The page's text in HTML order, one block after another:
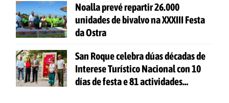
Noalla prevé repartir 26.000
unidades de bivalvo na XXXIII Festa
da Ostra
San Roque celebra dúas décadas de
Interese Turístico Nacional con 10
días de festa e 81 actividades